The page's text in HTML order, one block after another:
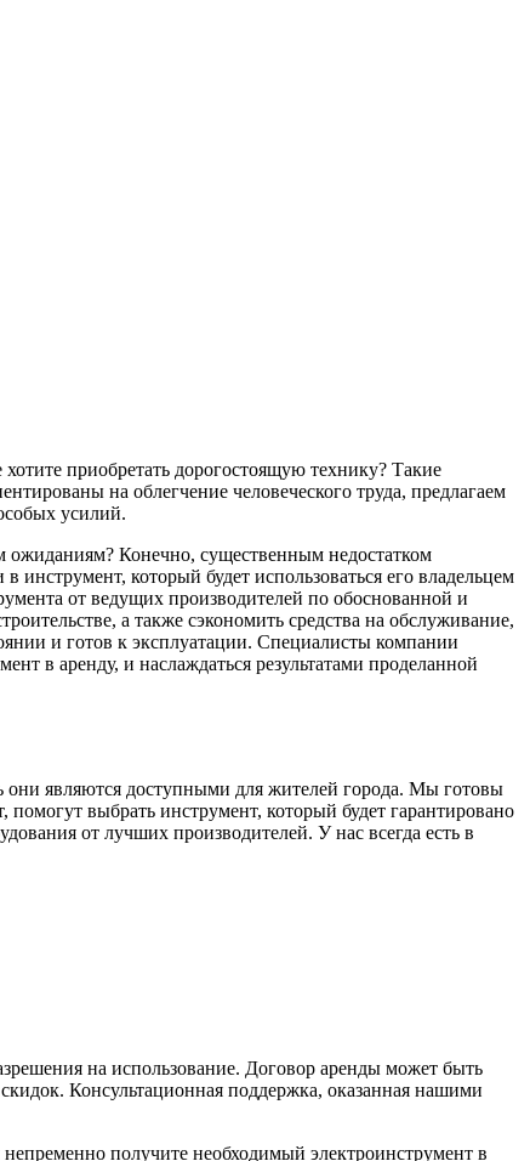
приобретать дорогостоящую технику? Такие
на облегчение человеческого труда, предлагаем
усилий.
ожиданиям? Конечно, существенным недостатком
инструмент, который будет использоваться его владельцем
от ведущих производителей по обоснованной и
а также сэкономить средства на обслуживание,
и готов к эксплуатации. Специалисты компании
в аренду, и наслаждаться результатами проделанной
они являются доступными для жителей города. Мы готовы
выбрать инструмент, который будет гарантировано
от лучших производителей. У нас всегда есть в
на использование. Договор аренды может быть
Консультационная поддержка, оказанная нашими
получите необходимый электроинструмент в